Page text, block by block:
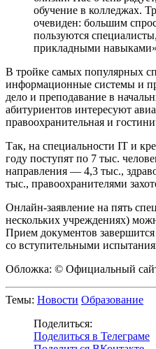
обучение в колледжах.
очевиден: большим
пользуются
прикладными
В тройке самых популярных
информационные системы и
дело и преподавание в
абитуриентов интересуют
правоохранительная и
Так, на специальности IT и
году поступят по 7 тыс.
направления — 4,3 тыс.,
тыс., правоохранителями
Онлайн-заявление на пять
нескольких учреждениях)
Прием документов завершится
со вступительными
Обложка: © Официальный
Темы: Новости Образование
Поделиться:
Поделиться в Телеграме